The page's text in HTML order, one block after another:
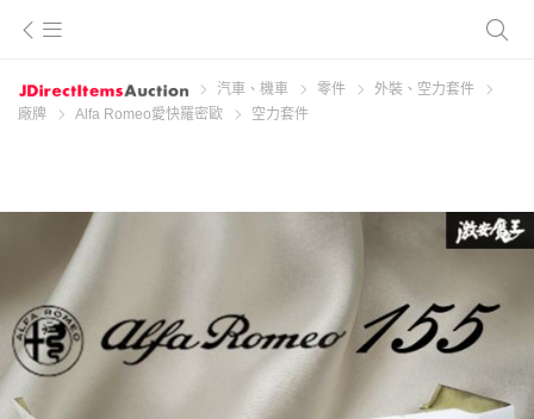
汽車、機車 零件
外裝、空力套件
廠牌
Alfa Romeo愛快羅密歐 空力套件